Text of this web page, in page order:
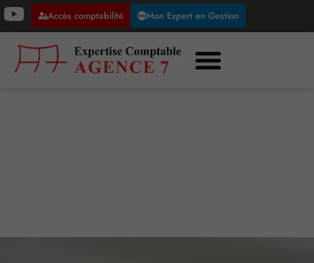
Accès comptabilité Mon Expert en Gestion